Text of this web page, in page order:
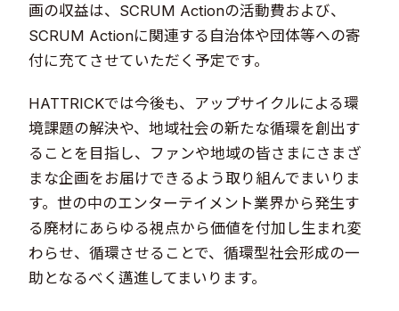
画の収益は、SCRUM Actionの活動費および、
SCRUM Actionに関連する自治体や団体等への寄
付に充てさせていただく予定です。
HATTRICKでは今後も、アップサイクルによる環
境課題の解決や、地域社会の新たな循環を創出す
ることを目指し、ファンや地域の皆さまにさまざ
まな企画をお届けできるよう取り組んでまいりま
す。世の中のエンターテイメント業界から発生す
る廃材にあらゆる視点から価値を付加し生まれ変
わらせ、循環させることで、循環型社会形成の一
助となるべく邁進してまいります。